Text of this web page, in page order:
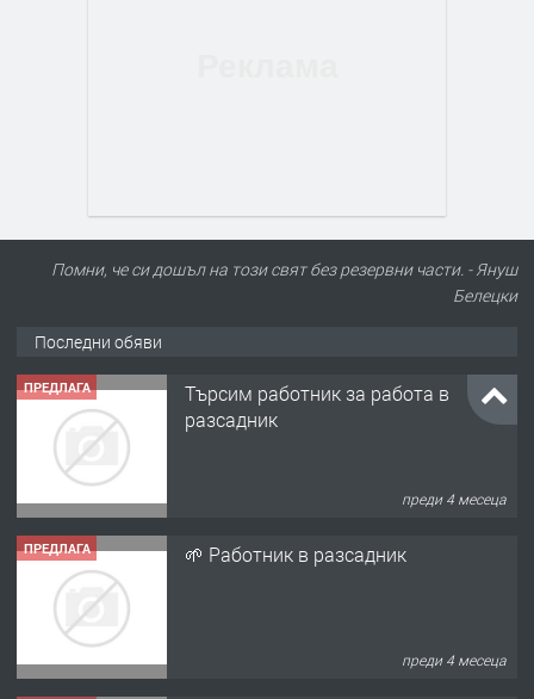
Помни, че си дошъл на този свят без резервни части. - Януш
Белецки
Последни обяви
ПРЕДЛАГА
Търсим работник за работа в
разсадник
преди 4 месеца
ПРЕДЛАГА 🌱 Работник в разсадник
преди 4 месеца